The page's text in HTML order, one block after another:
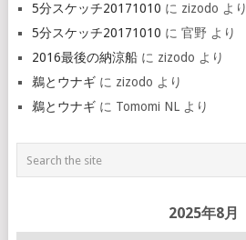
5分スケッチ20171010 に zizodo より
5分スケッチ20171010 に 官野 より
2016最後の納涼船に zizodo より
鵜とウナギに zizodo より
鵜とウナギに Tomomi NLより
2025年8月